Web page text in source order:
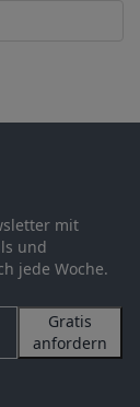
mit
und
jede Woche.
Gratis
anfordern